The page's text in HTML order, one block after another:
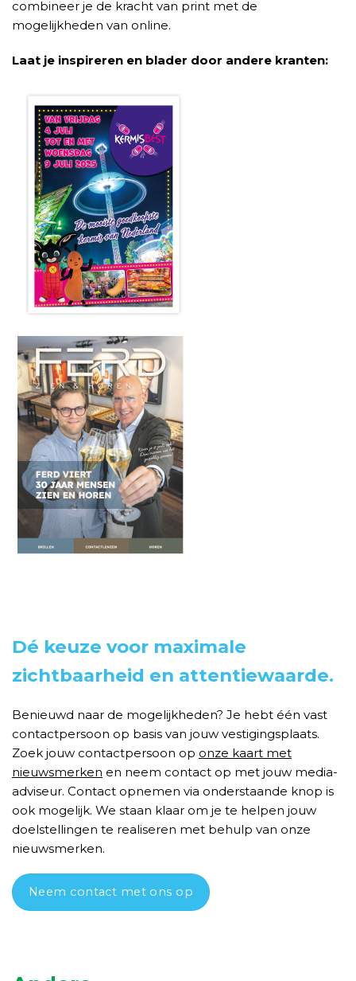
combineer je de kracht van print met de
mogelijkheden van online.
Laat je inspireren en blader door andere kranten:
Dé keuze voor maximale
zichtbaarheid en attentiewaarde.
Benieuwd naar de mogelijkheden? Je hebt één vast
contactpersoon op basis van jouw vestigingsplaats.
Zoek jouw contactpersoon op onze kaart met
nieuwsmerken en neem contact op met jouw media-
adviseur. Contact opnemen via onderstaande knop is
ook mogelijk. We staan klaar om je te helpen jouw
doelstellingen te realiseren met behulp van onze
nieuwsmerken.
Neem contact met ons op